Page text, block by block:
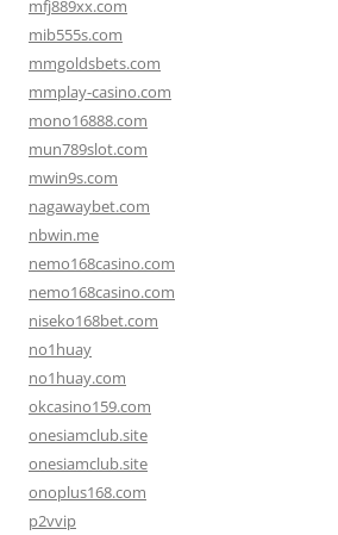
mfj889xx.com
mib555s.com
mmgoldsbets.com
mmplay-casino.com
mono16888.com
mun789slot.com
mwin9s.com
nagawaybet.com
nbwin.me
nemo168casino.com
nemo168casino.com
niseko168bet.com
no1huay
no1huay.com
okcasino159.com
onesiamclub.site
onesiamclub.site
onoplus168.com
p2vvip